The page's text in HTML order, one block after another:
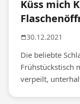
Küss mich
30.12.2021
Die beliebte
Frühstückstisch
verpeilt,